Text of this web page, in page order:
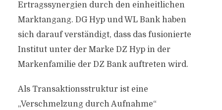
Ertragssynergien durch den einheitlichen
Marktangang. DG Hyp und WL Bank haben
sich darauf verständigt, dass das fusionierte
Institut unter der Marke DZ Hyp in der
Markenfamilie der DZ Bank auftreten wird.
Als Transaktionsstruktur ist eine
„Verschmelzung durch Aufnahme“